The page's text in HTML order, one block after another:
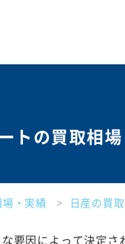
トの買取相
・実績 日産の買
要因によって決定